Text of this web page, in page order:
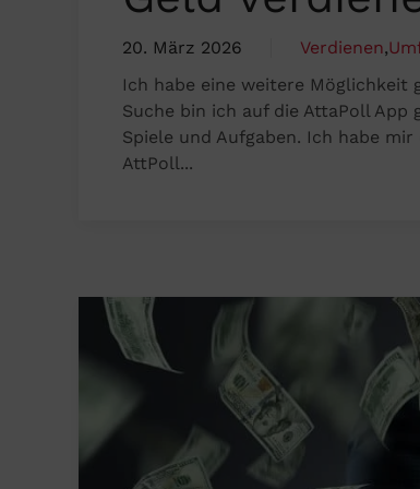
20. März 2026 Verdienen,
Ich habe eine weitere Möglichkeit
Suche bin ich auf die AttaPoll
Spiele und Aufgaben. Ich habe
AttPoll...